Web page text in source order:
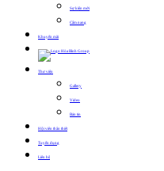
Sự kiện mới
Cẩm nang
Khuyến mãi
Thư viện
Gallery
Video
Bản tin
Hội viên thân thiết
Tuyển dụng
Liên hệ